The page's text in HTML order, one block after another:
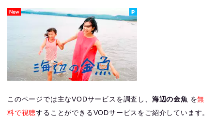
このページでは主なVODサービスを調査し、 海辺の金魚 を無
料で視聴することができるVODサービスをご紹介しています。